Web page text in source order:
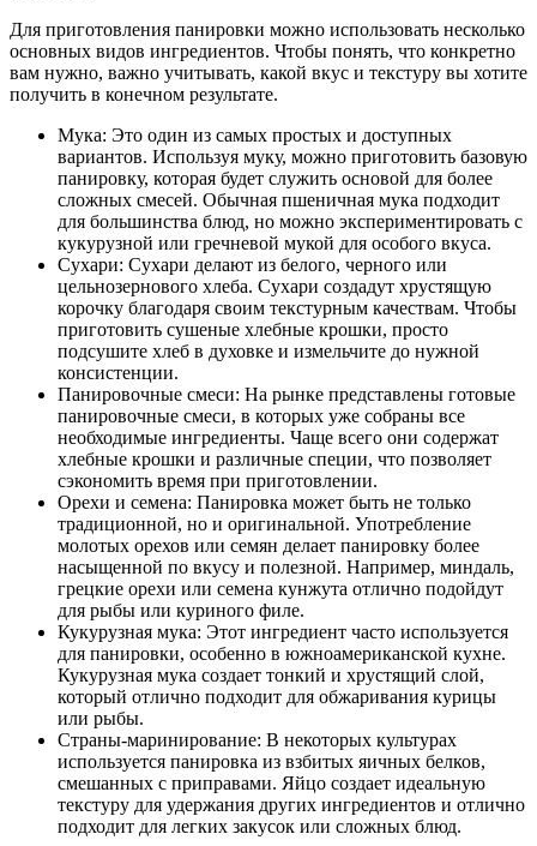
Для приготовления панировки можно использовать несколько
основных видов ингредиентов. Чтобы понять, что конкретно
вам нужно, важно учитывать, какой вкус и текстуру вы хотите
получить в конечном результате.
Мука: Это один из самых простых и доступных
вариантов. Используя муку, можно приготовить базовую
панировку, которая будет служить основой для более
сложных смесей. Обычная пшеничная мука подходит
для большинства блюд, но можно экспериментировать с
кукурузной или гречневой мукой для особого вкуса.
Сухари: Сухари делают из белого, черного или
цельнозернового хлеба. Сухари создадут хрустящую
корочку благодаря своим текстурным качествам. Чтобы
приготовить сушеные хлебные крошки, просто
подсушите хлеб в духовке и измельчите до нужной
консистенции.
Панировочные смеси: На рынке представлены готовые
панировочные смеси, в которых уже собраны все
необходимые ингредиенты. Чаще всего они содержат
хлебные крошки и различные специи, что позволяет
сэкономить время при приготовлении.
Орехи и семена: Панировка может быть не только
традиционной, но и оригинальной. Употребление
молотых орехов или семян делает панировку более
насыщенной по вкусу и полезной. Например, миндаль,
грецкие орехи или семена кунжута отлично подойдут
для рыбы или куриного филе.
Кукурузная мука: Этот ингредиент часто используется
для панировки, особенно в южноамериканской кухне.
Кукурузная мука создает тонкий и хрустящий слой,
который отлично подходит для обжаривания курицы
или рыбы.
Страны-маринирование: В некоторых культурах
используется панировка из взбитых яичных белков,
смешанных с приправами. Яйцо создает идеальную
текстуру для удержания других ингредиентов и отлично
подходит для легких закусок или сложных блюд.